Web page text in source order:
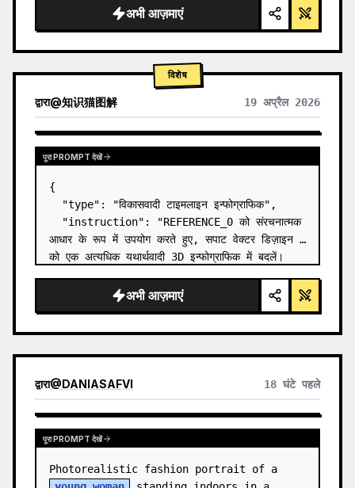
अभी आज़माएं
विशेष
द्वारा@知识猫图解 19 अप्रैल 2026
पूरा PROMPT देखें
{
  "type": "विकासवादी टाइमलाइन इन्फोग्राफिक",
  "instruction": "REFERENCE_0 को संरचनात्मक
आधार के रूप में उपयोग करते हुए, सपाट वेक्टर डिज़ाइन
को एक अत्यधिक यथार्थवादी 3D इन्फोग्राफिक में बदलें।
अभी आज़माएं
द्वारा@DANIASAFVI 18 घंटे पहले
पूरा PROMPT देखें